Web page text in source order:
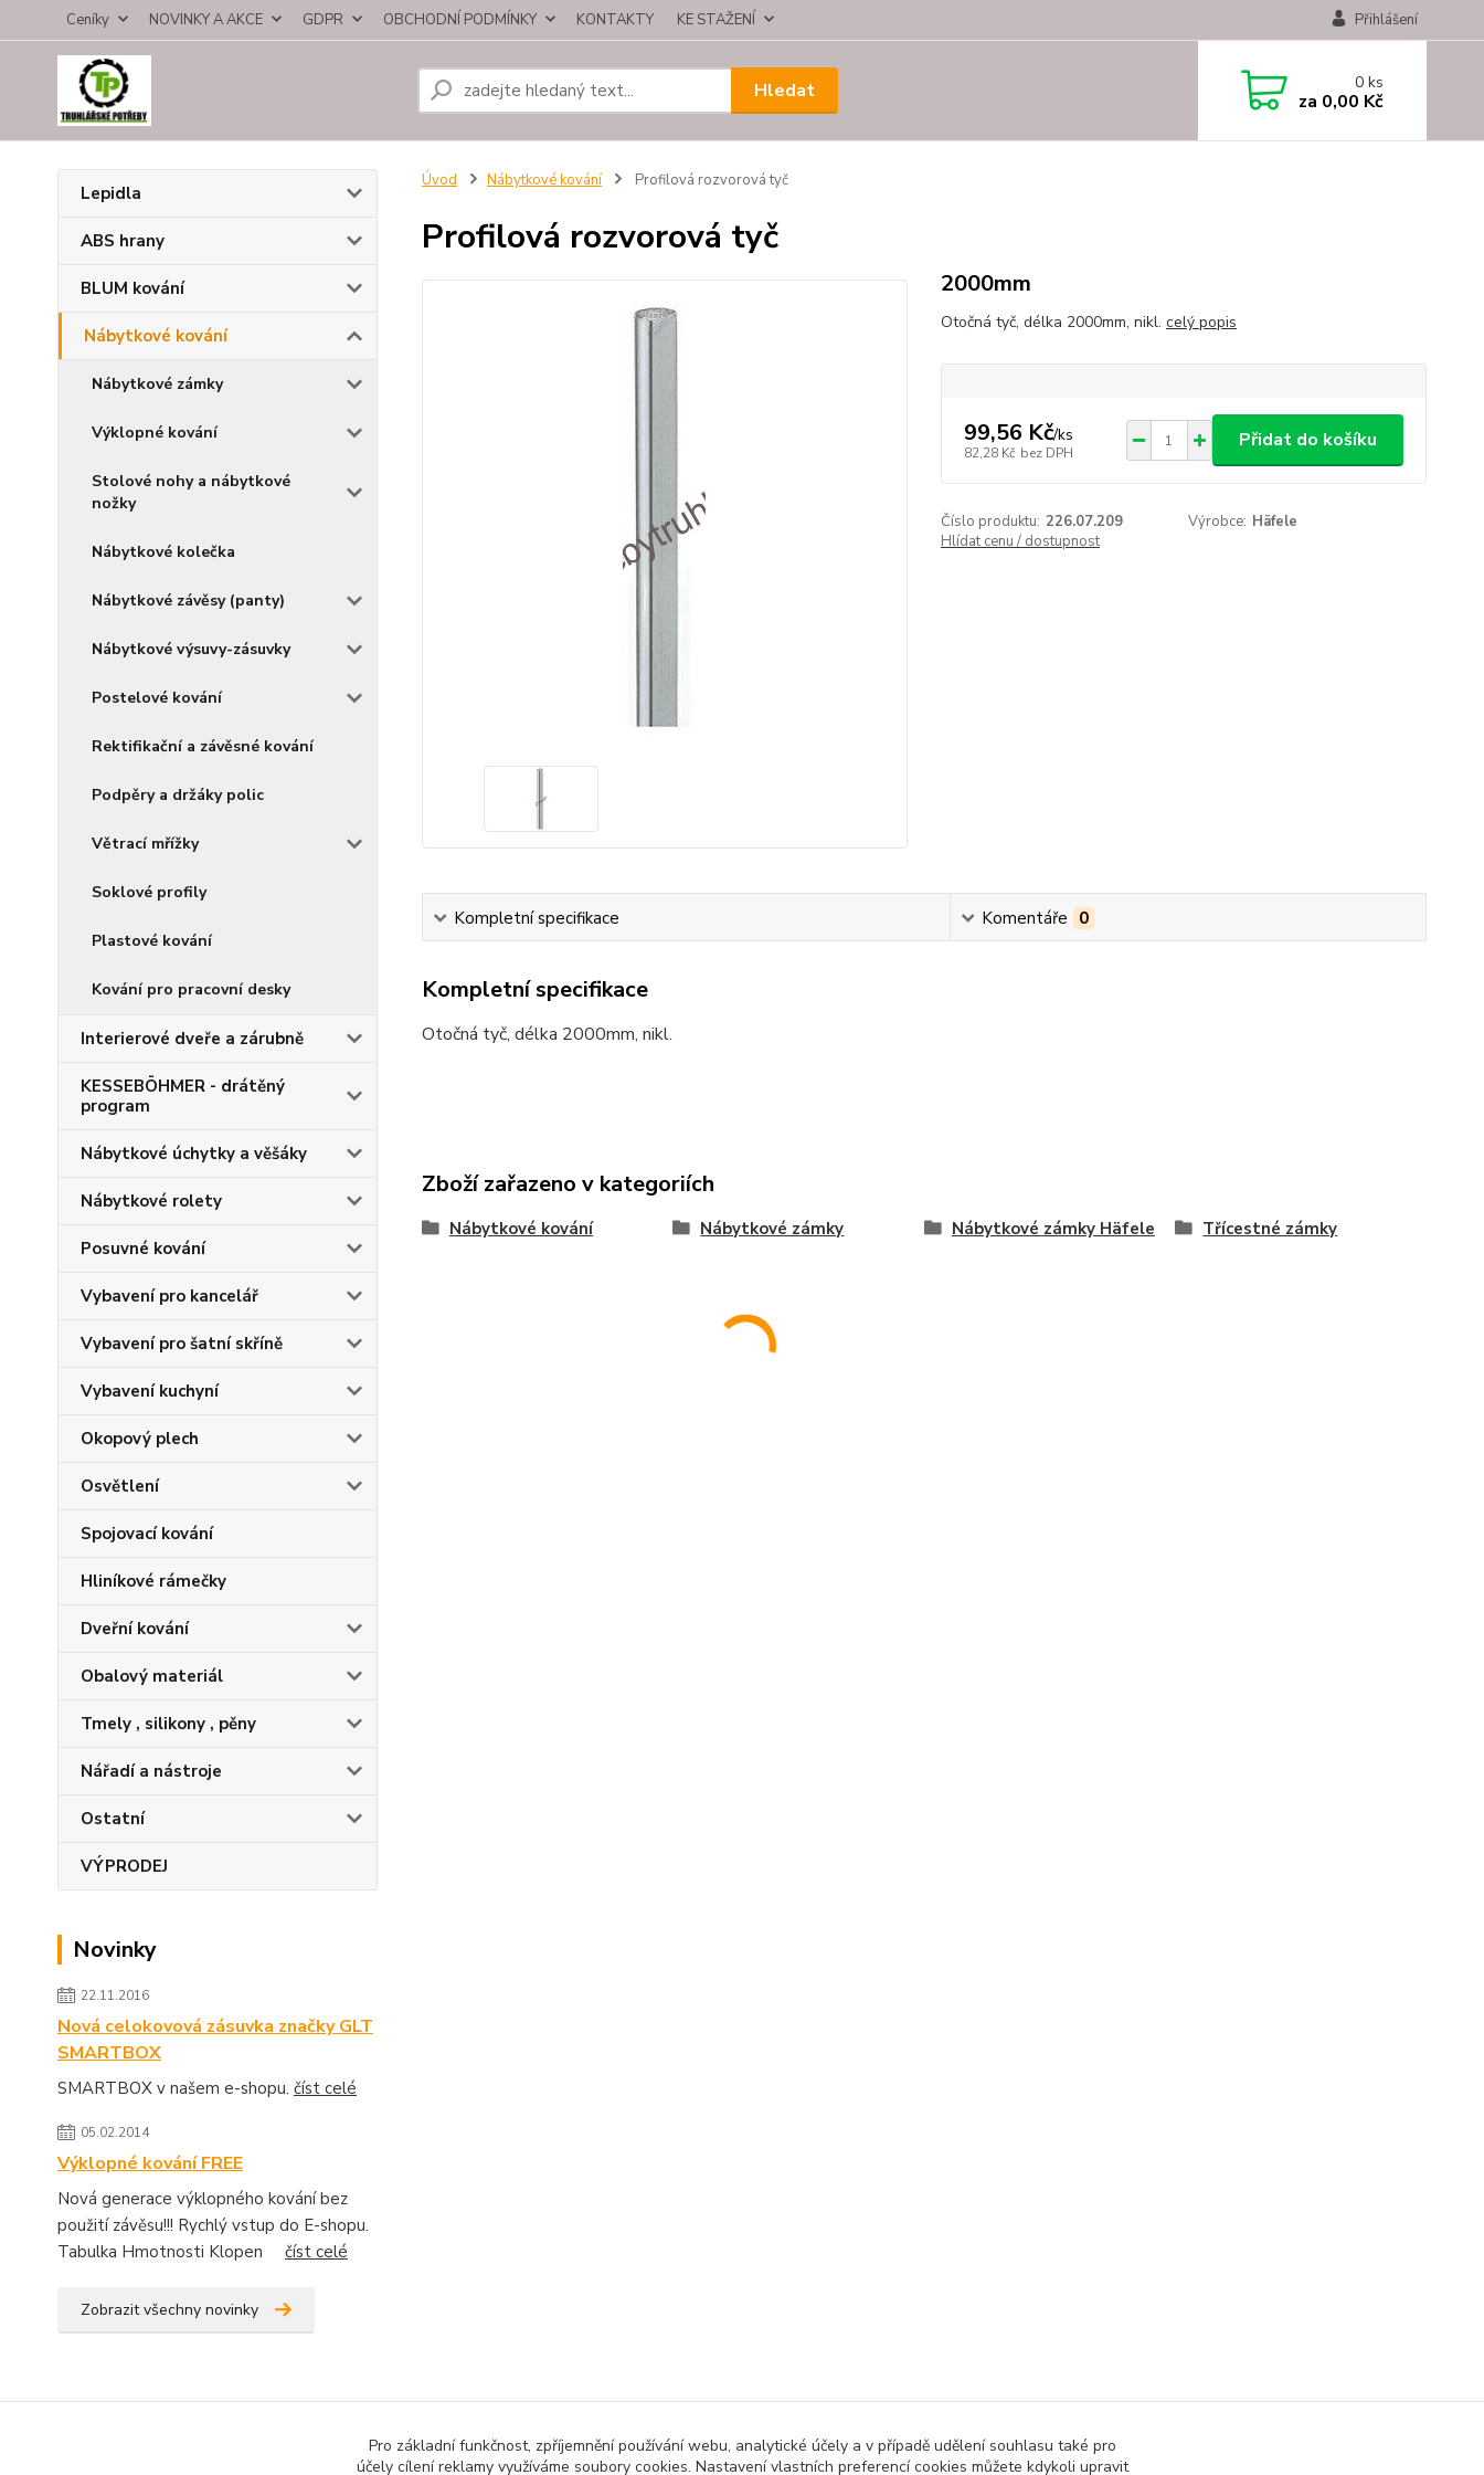
Ceníky NOVINKY A AKCE GDPR OBCHODNÍ PODMÍNKY KONTAKTY KE STAŽENÍ Přihlášení
Hledat 0ks
za 0,00 Kč
Lepidla
ABS hrany
BLUM kování
Nábytkové kování
Nábytkové zámky
Výklopné kování
Stolové nohy a nábytkové
nožky
Nábytkové kolečka
Nábytkové závěsy (panty)
Nábytkové výsuvy-zásuvky
Postelové kování
Rektifikační a závěsné kování
Podpěry a držáky polic
Větrací mřížky
Soklové profily
Plastové kování
Kování pro pracovní desky
Interierové dveře a zárubně
KESSEBÖHMER - drátěný
program
Nábytkové úchytky a věšáky
Nábytkové rolety
Posuvné kování
Vybavení pro kancelář
Vybavení pro šatní skříně
Vybavení kuchyní
Okopový plech
Osvětlení
Spojovací kování
Hliníkové rámečky
Dveřní kování
Obalový materiál
Tmely , silikony , pěny
Nářadí a nástroje
Ostatní
VÝPRODEJ
Novinky
22.11.2016
Nová celokovová zásuvka značky GLT
SMARTBOX
SMARTBOX v našem e-shopu. číst celé
05.02.2014
Výklopné kování FREE
Nová generace výklopného kování bez
použití závěsu!!! Rychlý vstup do E-shopu.
Tabulka Hmotnosti Klopen číst celé
Zobrazit všechny novinky
Úvod Nábytkové kování Profilová rozvorová tyč
Profilová rozvorová tyč
2000mm
Otočná tyč, délka 2000mm, nikl. celý popis
99,56 Kč/ks
82,28 Kč bez DPH
Přidat do košíku
Číslo produktu: 226.07.209 Výrobce: Häfele
Hlídat cenu / dostupnost
Kompletní specifikace Komentáře 0
Kompletní specifikace
Otočná tyč, délka 2000mm, nikl.
Zboží zařazeno v kategoriích
Nábytkové kování Nábytkové zámky Nábytkové zámky Häfele Třícestné zámky
Pro základní funkčnost, zpříjemnění používání webu, analytické účely a v případě udělení souhlasu také pro
účely cílení reklamy využíváme soubory cookies. Nastavení vlastních preferencí cookies můžete kdykoli upravit